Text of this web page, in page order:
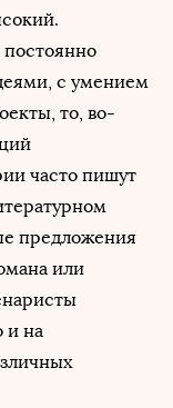
с умением
то, во-
часто пишут
предложения
или
и на